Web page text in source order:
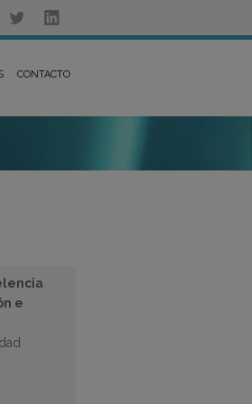
CONTACTO
e